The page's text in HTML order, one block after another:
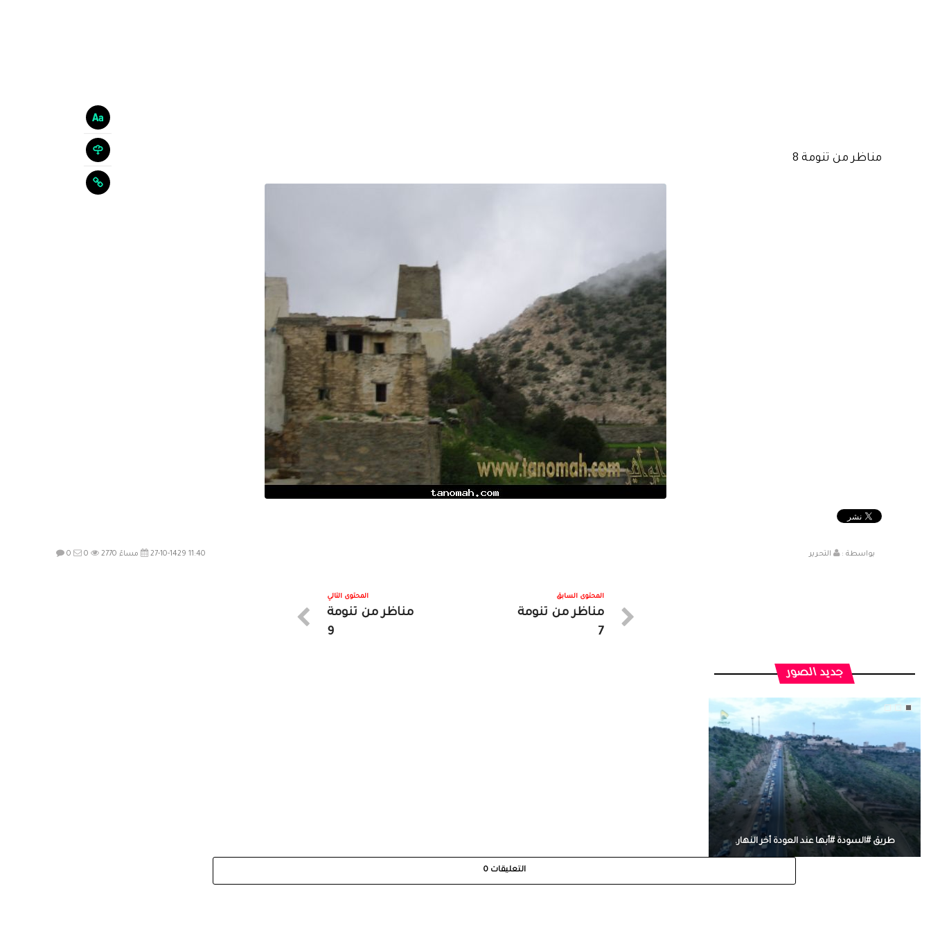
مناظر من تنومة 8
بواسطة : التحرير 27-10-1429 11:40 مساءً 0 0 2770
المحتوى السابق
مناظر من تنومة
7
المحتوى التالي
مناظر من تنومة
9
جديد الصور
طريق #السودة #أبها عند العودة أخر النهار.
التعليقات 0